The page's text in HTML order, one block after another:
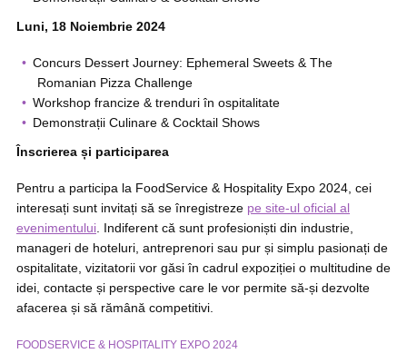
Luni, 18 Noiembrie 2024
Concurs Dessert Journey: Ephemeral Sweets & The
Romanian Pizza Challenge
Workshop francize & trenduri în ospitalitate
Demonstrații Culinare & Cocktail Shows
Înscrierea și participarea
Pentru a participa la FoodService & Hospitality Expo 2024, cei
interesați sunt invitați să se înregistreze pe site-ul oficial al
evenimentului . Indiferent că sunt profesioniști din industrie,
manageri de hoteluri, antreprenori sau pur și simplu pasionați de
ospitalitate, vizitatorii vor găsi în cadrul expoziției o multitudine de
idei, contacte și perspective care le vor permite să-și dezvolte
afacerea și să rămână competitivi.
FOODSERVICE & HOSPITALITY EXPO 2024